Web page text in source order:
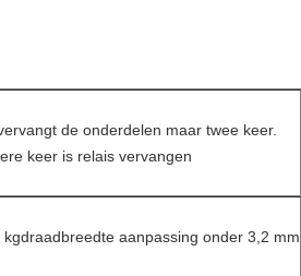
de onderdelen maar twee keer.
keer is relais vervangen
kgdraadbreedte aanpassing onder 3,2 mm